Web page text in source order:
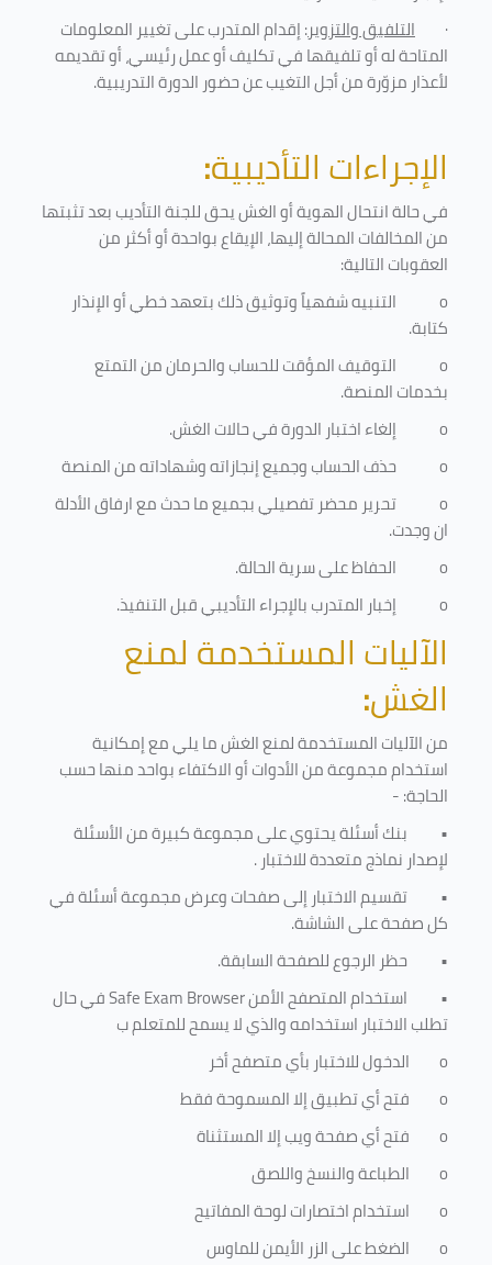
· التلفيق والتزوير: إقدام المتدرب على تغيير المعلومات
المتاحة له أو تلفيقها في تكليف أو عمل رئيسي، أو تقديمه
لأعذار مزوّرة من أجل التغيب عن حضور الدورة التدريبية.
الإجراءات التأديبية:
في حالة انتحال الهوية أو الغش يحق للجنة التأديب بعد تثبتها
من المخالفات المحالة إليها، الإيقاع بواحدة أو أكثر من
العقوبات التالية:
o
التنبيه شفهياً وتوثيق ذلك بتعهد خطي أو الإنذار
كتابة.
o
التوقيف المؤقت للحساب والحرمان من التمتع
بخدمات المنصة.
o
إلغاء اختبار الدورة في حالات الغش.
o
حذف الحساب وجميع إنجازاته وشهاداته من المنصة
o
تحرير محضر تفصيلي بجميع ما حدث مع ارفاق الأدلة
ان وجدت.
o
الحفاظ على سرية الحالة.
o
إخبار المتدرب بالإجراء التأديبي قبل التنفيذ.
الآليات المستخدمة لمنع
الغش:
من الآليات المستخدمة لمنع الغش ما يلي مع إمكانية
استخدام مجموعة من الأدوات أو الاكتفاء بواحد منها حسب
الحاجة: -
• بنك أسئلة يحتوي على مجموعة كبيرة من الأسئلة
لإصدار نماذج متعددة للاختبار.
• تقسيم الاختبار إلى صفحات وعرض مجموعة أسئلة في
كل صفحة على الشاشة.
• حظر الرجوع للصفحة السابقة.
• استخدام المتصفح الأمنSafe Exam Browserفي حال
تطلب الاختبار استخدامه والذي لا يسمح للمتعلم ب
o
الدخول للاختبار بأي متصفح أخر
o
فتح أي تطبيق إلا المسموحة فقط
o
فتح أي صفحة ويب إلا المستثناة
o
الطباعة والنسخ واللصق
o
استخدام اختصارات لوحة المفاتيح
o
الضغط على الزر الأيمن للماوس